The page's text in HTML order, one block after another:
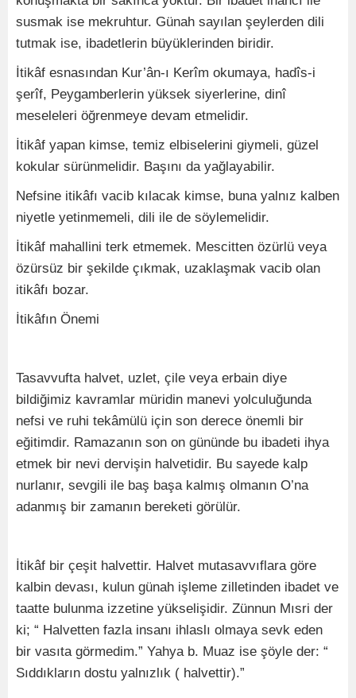
susmak ise mekruhtur. Günah sayılan şeylerden dili
tutmak ise, ibadetlerin büyüklerinden biridir.
İtikâf esnasından Kur’ân-ı Kerîm okumaya, hadîs-i
şerîf, Peygamberlerin yüksek siyerlerine, dinî
meseleleri öğrenmeye devam etmelidir.
İtikâf yapan kimse, temiz elbiselerini giymeli, güzel
kokular sürünmelidir. Başını da yağlayabilir.
Nefsine itikâfı vacib kılacak kimse, buna yalnız kalben
niyetle yetinmemeli, dili ile de söylemelidir.
İtikâf mahallini terk etmemek. Mescitten özürlü veya
özürsüz bir şekilde çıkmak, uzaklaşmak vacib olan
itikâfı bozar.
İtikâfın Önemi
Tasavvufta halvet, uzlet, çile veya erbain diye
bildiğimiz kavramlar müridin manevi yolculuğunda
nefsi ve ruhi tekâmülü için son derece önemli bir
eğitimdir. Ramazanın son on gününde bu ibadeti ihya
etmek bir nevi dervişin halvetidir. Bu sayede kalp
nurlanır, sevgili ile baş başa kalmış olmanın O’na
adanmış bir zamanın bereketi görülür.
İtikâf bir çeşit halvettir. Halvet mutasavvıflara göre
kalbin devası, kulun günah işleme zilletinden ibadet ve
taatte bulunma izzetine yükselişidir. Zünnun Mısri der
ki; “ Halvetten fazla insanı ihlaslı olmaya sevk eden
bir vasıta görmedim.” Yahya b. Muaz ise şöyle der: “
Sıddıkların dostu yalnızlık ( halvettir).”